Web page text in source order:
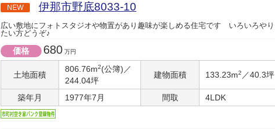
NEW 伊那市野底8033-10
広い敷地にフォトスタジオや物置があり趣味が楽しめる住宅です いろいろやり
たい方どうぞ♪
価格 680 万円
土地面積
806.76m2(公簿)／
244.04坪
建物面積 133.23m2 ／40.3坪
築年月 1977年7月 間取 4LDK